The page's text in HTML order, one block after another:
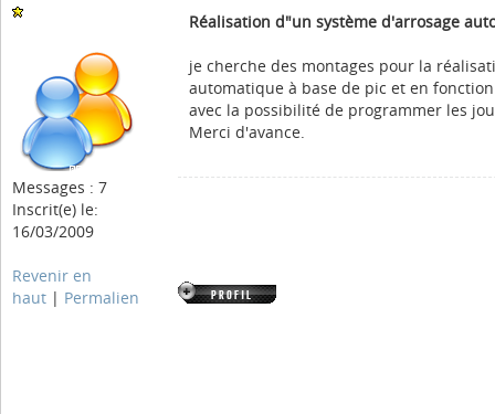
Messages : 7
Inscrit(e) le:
16/03/2009
Réalisation d"un système d'arrosage
je cherche des montages pour la
automatique à base de pic et en
avec la possibilité de programmer les
Merci d'avance.
Revenir en
haut | Permalien